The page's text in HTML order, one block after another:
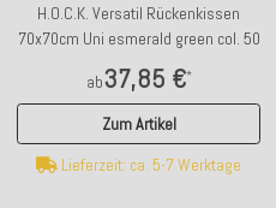
H.O.C.K. Versatil Rückenkissen
70x70cm Uni esmerald green col. 50
ab37,85 €*
Zum Artikel
Lieferzeit: ca. 5-7 Werktage